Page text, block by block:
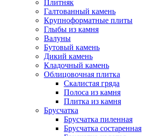
Плитняк
Галтованный камень
Крупноформатные плиты
Глыбы из камня
Валуны
Бутовый камень
Дикий камень
Кладочный камень
Облицовочная плитка
Скалистая гряда
Полоса из камня
Плитка из камня
Брусчатка
Брусчатка пиленная
Брусчатка состаренная